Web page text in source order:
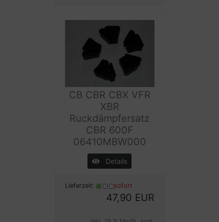
CB CBR CBX VFR
XBR
Ruckdämpfersatz
CBR 600F
06410MBW000
Details
Lieferzeit: sofort
47,90 EUR